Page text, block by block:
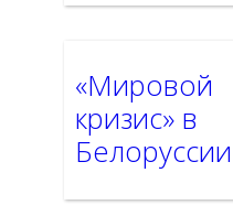
«Мировой
кризис» в
Белоруссии